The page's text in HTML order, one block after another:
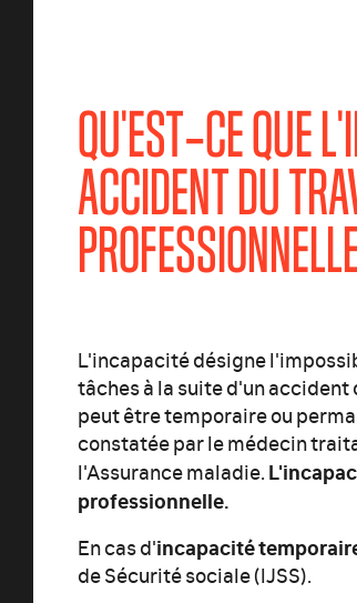
QU'EST‑CE QUE
ACCIDENT DU
L'incapacité désigne
tâches à la suite d'un
peut être temporaire ou
constatée par le médecin
l'Assurance maladie.
professionnelle.
En cas d'incapacité
de Sécurité sociale (IJSS).